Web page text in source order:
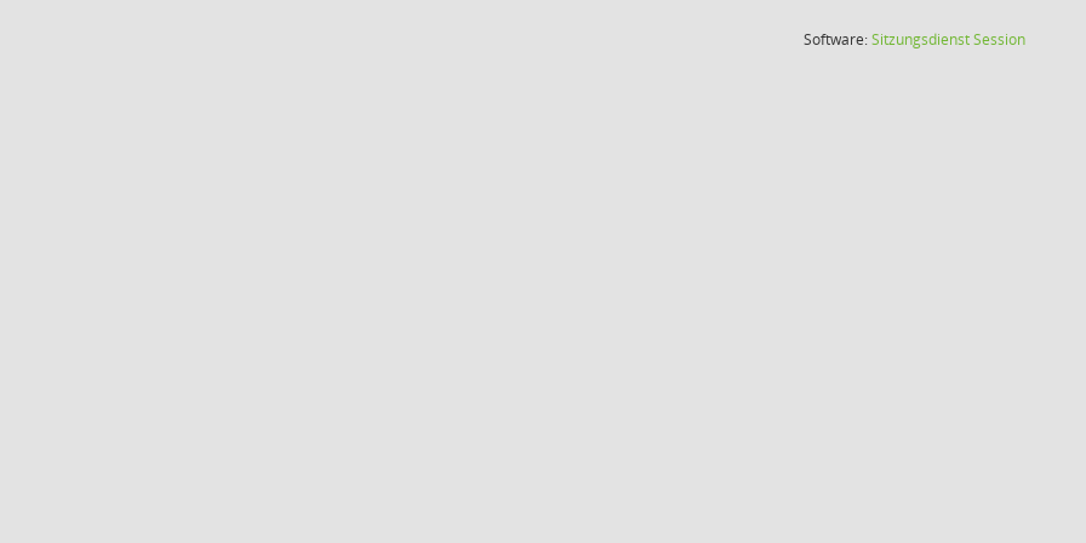
Software:SitzungsdienstSession(Wird in